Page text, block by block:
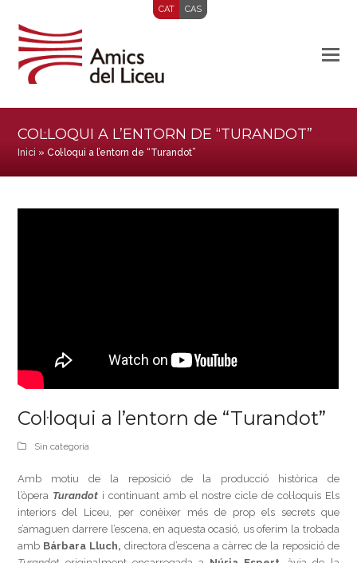
CAT CAS
COL·LOQUI A L’ENTORN DE “TURANDOT”
Inici »Col·loqui a l’entorn de “Turandot”
Col·loqui a l’entorn de “Turandot”
Sin categoría
Amb motiu de la reposició de la producció històrica de
l’òpera Turandot i continuant amb el nostre cicle de col·loquis Els
interiors del Liceu, per conèixer més de prop els secrets que
s’amaguen darrere l’escena, en aquesta ocasió, us oferim la trobada
amb Bárbara Lluch, directora d’escena a càrrec de la reposició de